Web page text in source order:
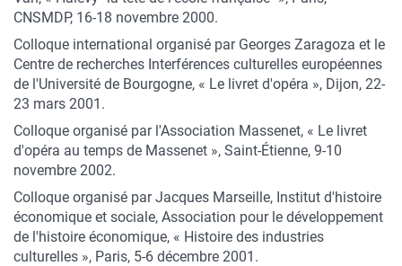
CNSMDP, 16-18 novembre 2000.
Colloque international organisé par Georges Zaragoza et le
Centre de recherches Interférences culturelles européennes
de l'Université de Bourgogne, « Le livret d'opéra », Dijon, 22-
23 mars 2001.
Colloque organisé par l'Association Massenet, « Le livret
d'opéra au temps de Massenet », Saint-Étienne, 9-10
novembre 2002.
Colloque organisé par Jacques Marseille, Institut d'histoire
économique et sociale, Association pour le développement
de l'histoire économique, « Histoire des industries
culturelles », Paris, 5-6 décembre 2001.